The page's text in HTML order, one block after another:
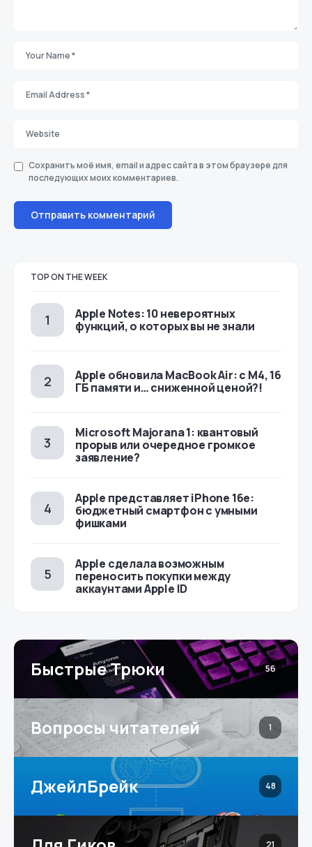
Сохранить моё имя, email и адрес сайта в этом браузере для
последующих моих комментариев.
TOP ON THE WEEK
Apple Notes: 10 невероятных
функций, о которых вы не знали
Apple обновила MacBook Air: с M4, 16
ГБ памяти и… сниженной ценой?!
Microsoft Majorana 1: квантовый
прорыв или очередное громкое
заявление?
Apple представляет iPhone 16e:
бюджетный смартфон с умными
фишками
Apple сделала возможным
переносить покупки между
аккаунтами Apple ID
Быстрые Трюки 56
Вопросы читателей 1
ДжейлБрейк 48
21